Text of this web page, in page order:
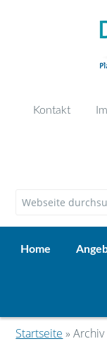
Kontakt
Home
Startseite »